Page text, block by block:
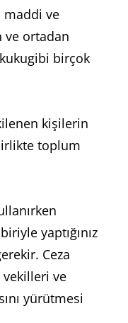
maddi ve
ve ortadan
birçok
kişilerin
toplum
yaptığınız
Ceza
vekilleri ve
yürütmesi